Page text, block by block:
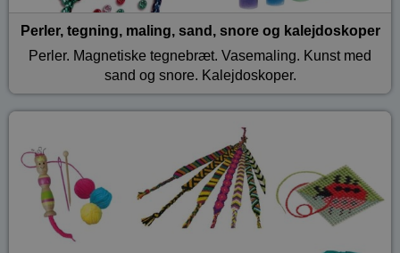
Perler, tegning, maling, sand, snore og kalejdoskoper
Perler. Magnetiske tegnebræt. Vasemaling. Kunst med
sand og snore. Kalejdoskoper.